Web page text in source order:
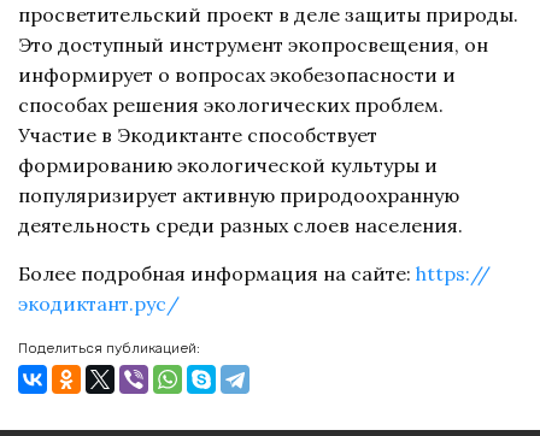
просветительский проект в деле защиты природы.
Это доступный инструмент экопросвещения, он
информирует о вопросах экобезопасности и
способах решения экологических проблем.
Участие в Экодиктанте способствует
формированию экологической культуры и
популяризирует активную природоохранную
деятельность среди разных слоев населения.
Более подробная информация на сайте: https://
экодиктант.рус/
Поделиться публикацией: